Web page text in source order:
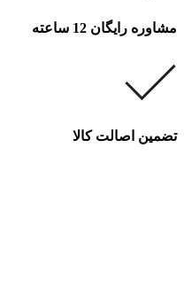
مشاوره رایگان 12 ساعته
تضمین اصالت کالا